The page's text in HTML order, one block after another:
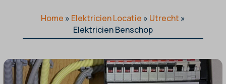
Home » Elektricien Locatie » Utrecht »
Elektricien Benschop